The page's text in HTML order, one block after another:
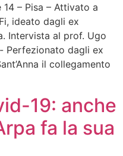
– Pisa – Attivato a
ideato dagli ex
Intervista al prof. Ugo
Perfezionato dagli ex
il collegamento
19: anche
fa la sua